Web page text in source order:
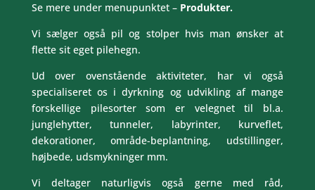
Se mere under menupunktet – Produkter.
Vi sælger også pil og stolper hvis man ønsker at
flette sit eget pilehegn.
Ud over ovenstående aktiviteter, har vi også
specialiseret os i dyrkning og udvikling af mange
forskellige pilesorter som er velegnet til bl.a.
junglehytter, tunneler, labyrinter, kurveflet,
dekorationer, område-beplantning, udstillinger,
højbede, udsmykninger mm.
Vi deltager naturligvis også gerne med råd,